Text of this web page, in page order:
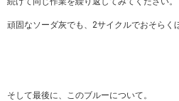
頑固なソーダ灰でも、2サイクルでおそらく
そして最後に、このブルーについて。